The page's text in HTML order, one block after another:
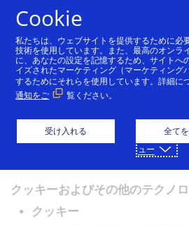
Visaプライバシーセンター
Visaクッキ
クッキーおよびその他のテクノ
クッキー
Cookie
私たちは、ウェブサイトを提供するために必
技術を使用しています。また、最高のオンラ
に、あなたの設定を記憶するため、サイトへ
イズされたマーケティング（マーケティング
するためにそれらを使用しています。詳細に
通知をご
覧ください。
受け入れる 全て
ュー